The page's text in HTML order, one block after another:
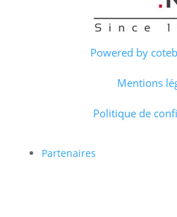
Powered by
Mentions
Politique de
Partenaires